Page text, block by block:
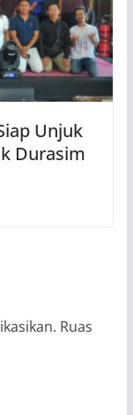
Unjuk
Durasim
Ruas